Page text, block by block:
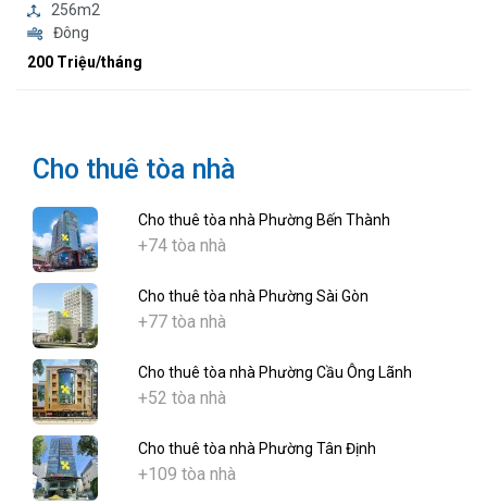
256m2
Đông
200 Triệu/tháng
Cho thuê tòa nhà
Cho thuê tòa nhà Phường Bến Thành
+74 tòa nhà
Cho thuê tòa nhà Phường Sài Gòn
+77 tòa nhà
Cho thuê tòa nhà Phường Cầu Ông Lãnh
+52 tòa nhà
Cho thuê tòa nhà Phường Tân Định
+109 tòa nhà